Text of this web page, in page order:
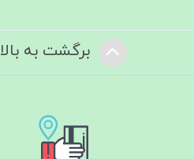
برگشت به بالا